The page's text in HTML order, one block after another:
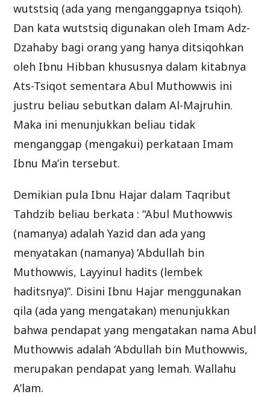
wutstsiq (ada yang menganggapnya tsiqoh).
Dan kata wutstsiq digunakan oleh Imam Adz-
Dzahaby bagi orang yang hanya ditsiqohkan
oleh Ibnu Hibban khususnya dalam kitabnya
Ats-Tsiqot sementara Abul Muthowwis ini
justru beliau sebutkan dalam Al-Majruhin.
Maka ini menunjukkan beliau tidak
menganggap (mengakui) perkataan Imam
Ibnu Ma’in tersebut.
Demikian pula Ibnu Hajar dalam Taqribut
Tahdzib beliau berkata : “Abul Muthowwis
(namanya) adalah Yazid dan ada yang
menyatakan (namanya) ‘Abdullah bin
Muthowwis, Layyinul hadits (lembek
haditsnya)”. Disini Ibnu Hajar menggunakan
qila (ada yang mengatakan) menunjukkan
bahwa pendapat yang mengatakan nama Abul
Muthowwis adalah ‘Abdullah bin Muthowwis,
merupakan pendapat yang lemah. Wallahu
A’lam.